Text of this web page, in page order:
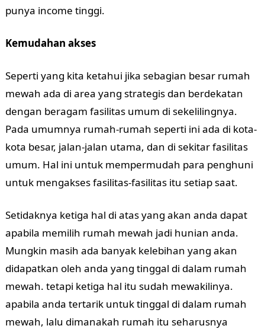
punya income tinggi.
Kemudahan akses
Seperti yang kita ketahui jika sebagian besar rumah
mewah ada di area yang strategis dan berdekatan
dengan beragam fasilitas umum di sekelilingnya.
Pada umumnya rumah-rumah seperti ini ada di kota-
kota besar, jalan-jalan utama, dan di sekitar fasilitas
umum. Hal ini untuk mempermudah para penghuni
untuk mengakses fasilitas-fasilitas itu setiap saat.
Setidaknya ketiga hal di atas yang akan anda dapat
apabila memilih rumah mewah jadi hunian anda.
Mungkin masih ada banyak kelebihan yang akan
didapatkan oleh anda yang tinggal di dalam rumah
mewah. tetapi ketiga hal itu sudah mewakilinya.
apabila anda tertarik untuk tinggal di dalam rumah
mewah, lalu dimanakah rumah itu seharusnya